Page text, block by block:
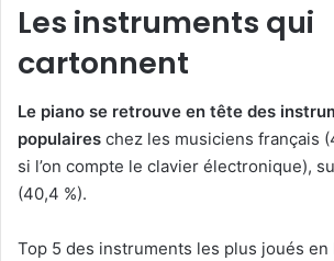
Les instruments qui
cartonnent
Le piano se retrouve en tête des
populaires chez les musiciens français
si l’on compte le clavier électronique),
(40,4 %).
Top 5 des instruments les plus joués en